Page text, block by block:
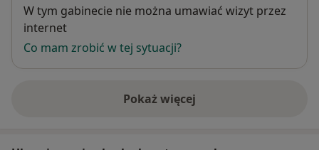
Dostępność
W tym gabinecie nie można umawiać wizyt przez
internet
Co mam zrobić w tej sytuacji?
Pokaż więcej
o adresie